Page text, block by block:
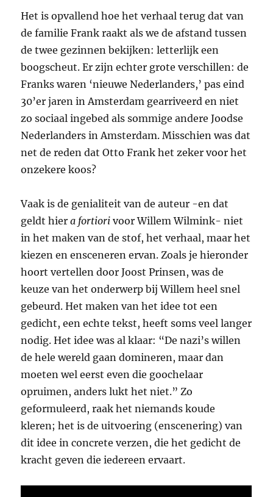
Het is opvallend hoe het verhaal terug dat van
de familie Frank raakt als we de afstand tussen
de twee gezinnen bekijken: letterlijk een
boogscheut. Er zijn echter grote verschillen: de
Franks waren ‘nieuwe Nederlanders,’ pas eind
30’er jaren in Amsterdam gearriveerd en niet
zo sociaal ingebed als sommige andere Joodse
Nederlanders in Amsterdam. Misschien was dat
net de reden dat Otto Frank het zeker voor het
onzekere koos?
Vaak is de genialiteit van de auteur -en dat
geldt hier a fortiori voor Willem Wilmink- niet
in het maken van de stof, het verhaal, maar het
kiezen en ensceneren ervan. Zoals je hieronder
hoort vertellen door Joost Prinsen, was de
keuze van het onderwerp bij Willem heel snel
gebeurd. Het maken van het idee tot een
gedicht, een echte tekst, heeft soms veel langer
nodig. Het idee was al klaar: “De nazi’s willen
de hele wereld gaan domineren, maar dan
moeten wel eerst even die goochelaar
opruimen, anders lukt het niet.” Zo
geformuleerd, raak het niemands koude
kleren; het is de uitvoering (enscenering) van
dit idee in concrete verzen, die het gedicht de
kracht geven die iedereen ervaart.